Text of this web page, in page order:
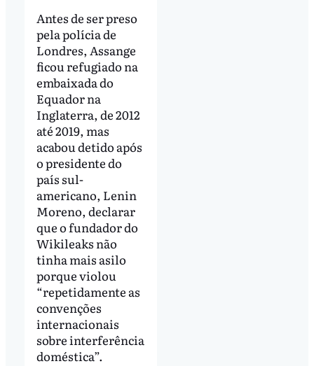
Antes de ser preso
pela polícia de
Londres, Assange
ficou refugiado na
embaixada do
Equador na
Inglaterra, de 2012
até 2019, mas
acabou detido após
o presidente do
país sul-
americano, Lenin
Moreno, declarar
que o fundador do
Wikileaks não
tinha mais asilo
porque violou
“repetidamente as
convenções
internacionais
sobre interferência
doméstica”.